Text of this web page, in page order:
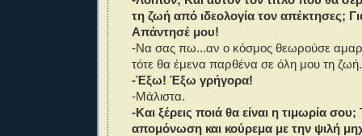
τη ζωή από ιδεολογία τον απέκτησες;
Απάντησέ μου!
-Να σας πω...αν ο κόσμος θεωρούσε
τότε θα έμενα παρθένα σε όλη μου τη ζωή.
-Έξω! Έξω γρήγορα!
-Μάλιστα.
-Και ξέρεις ποιά θα είναι η τιμωρία σου;
απομόνωση και κούρεμα με την ψιλή